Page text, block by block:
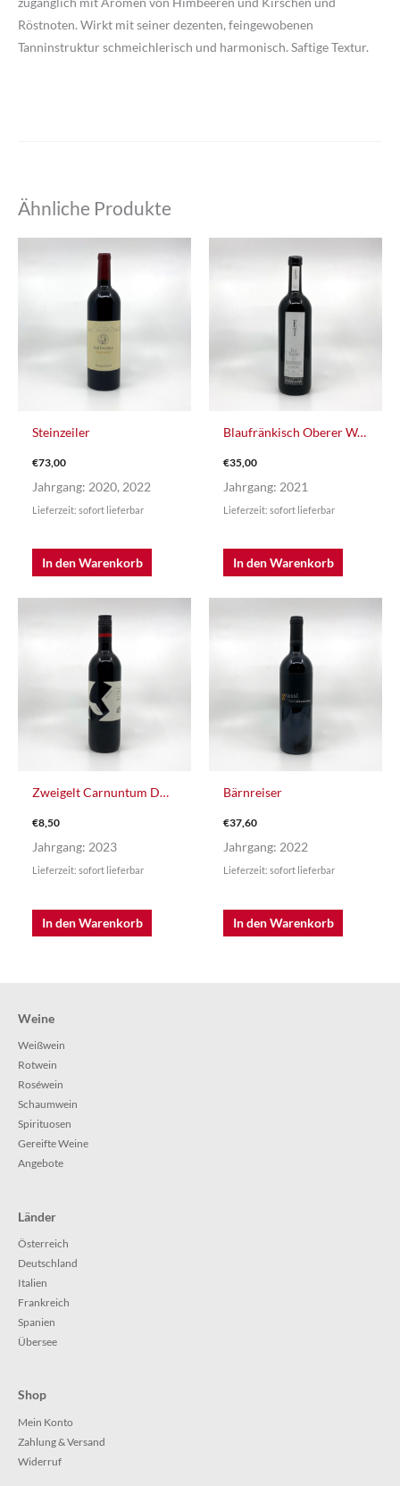
Röstnoten. Wirkt mit seiner dezenten, feingewobenen
Tanninstruktur schmeichlerisch und harmonisch. Saftige Textur.
Ähnliche Produkte
Steinzeiler
€73,00
Jahrgang: 2020, 2022
Lieferzeit: sofort lieferbar
In den Warenkorb
Blaufränkisch Oberer Wald
€35,00
Jahrgang: 2021
Lieferzeit: sofort lieferbar
In den Warenkorb
Zweigelt Carnuntum DAC
€8,50
Jahrgang: 2023
Lieferzeit: sofort lieferbar
In den Warenkorb
Bärnreiser
€37,60
Jahrgang: 2022
Lieferzeit: sofort lieferbar
In den Warenkorb
Weine
Weißwein
Rotwein
Roséwein
Schaumwein
Spirituosen
Gereifte Weine
Angebote
Länder
Österreich
Deutschland
Italien
Frankreich
Spanien
Übersee
Shop
Mein Konto
Zahlung & Versand
Widerruf